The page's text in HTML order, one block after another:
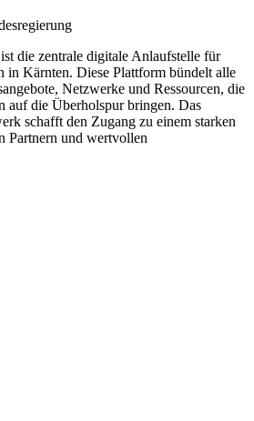
ist die zentrale digitale Anlaufstelle für
in Kärnten. Diese Plattform bündelt alle
Netzwerke und Ressourcen, die
auf die Überholspur bringen. Das
schafft den Zugang zu einem starken
Partnern und wertvollen